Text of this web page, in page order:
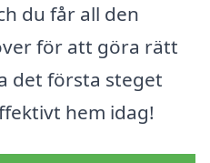
du får all den
för att göra rätt
det första steget
hem idag!